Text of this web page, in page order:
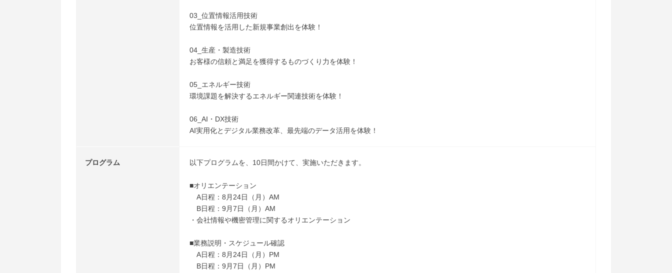
03_位置情報活用技術
位置情報を活用した新規事業創出を体験！
04_生産・製造技術
お客様の信頼と満足を獲得するものづくり力を体験！
05_エネルギー技術
環境課題を解決するエネルギー関連技術を体験！
06_AI・DX技術
AI実用化とデジタル業務改革、最先端のデータ活用を体験！
プログラム 以下プログラムを、10日間かけて、実施いただきます。
■オリエンテーション
A日程：8月24日（月）AM
B日程：9月7日（月）AM
・会社情報や機密管理に関するオリエンテーション
■業務説明・スケジュール確認
A日程：8月24日（月）PM
B日程：9月7日（月）PM